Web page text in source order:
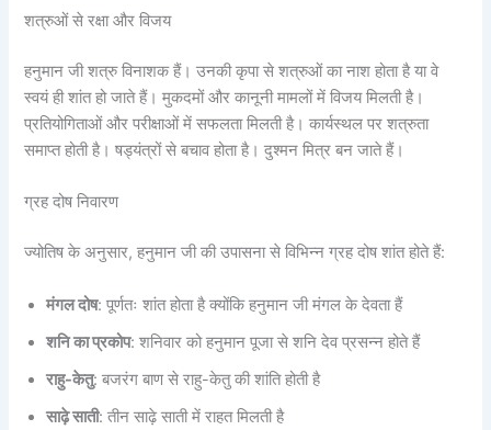
शत्रुओं से रक्षा और विजय
हनुमान जी शत्रु विनाशक हैं। उनकी कृपा से शत्रुओं का नाश होता है या वे
स्वयं ही शांत हो जाते हैं। मुकदमों और कानूनी मामलों में विजय मिलती है।
प्रतियोगिताओं और परीक्षाओं में सफलता मिलती है। कार्यस्थल पर शत्रुता
समाप्त होती है। षड्यंत्रों से बचाव होता है। दुश्मन मित्र बन जाते हैं।
ग्रह दोष निवारण
ज्योतिष के अनुसार, हनुमान जी की उपासना से विभिन्न ग्रह दोष शांत होते हैं:
मंगल दोष: पूर्णतः शांत होता है क्योंकि हनुमान जी मंगल के देवता हैं
शनि का प्रकोप: शनिवार को हनुमान पूजा से शनि देव प्रसन्न होते हैं
राहु-केतु: बजरंग बाण से राहु-केतु की शांति होती है
साढ़े साती: तीन साढ़े साती में राहत मिलती है